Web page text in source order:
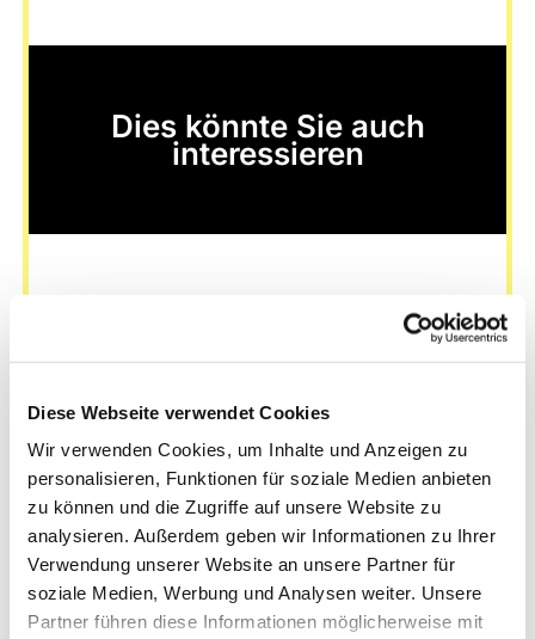
Diese Webseite verwendet Cookies
Wir verwenden Cookies, um Inhalte und Anzeigen zu
personalisieren, Funktionen für soziale Medien anbieten
zu können und die Zugriffe auf unsere Website zu
analysieren. Außerdem geben wir Informationen zu Ihrer
Verwendung unserer Website an unsere Partner für
soziale Medien, Werbung und Analysen weiter. Unsere
Partner führen diese Informationen möglicherweise mit
Dies könnte Sie auch
interessieren